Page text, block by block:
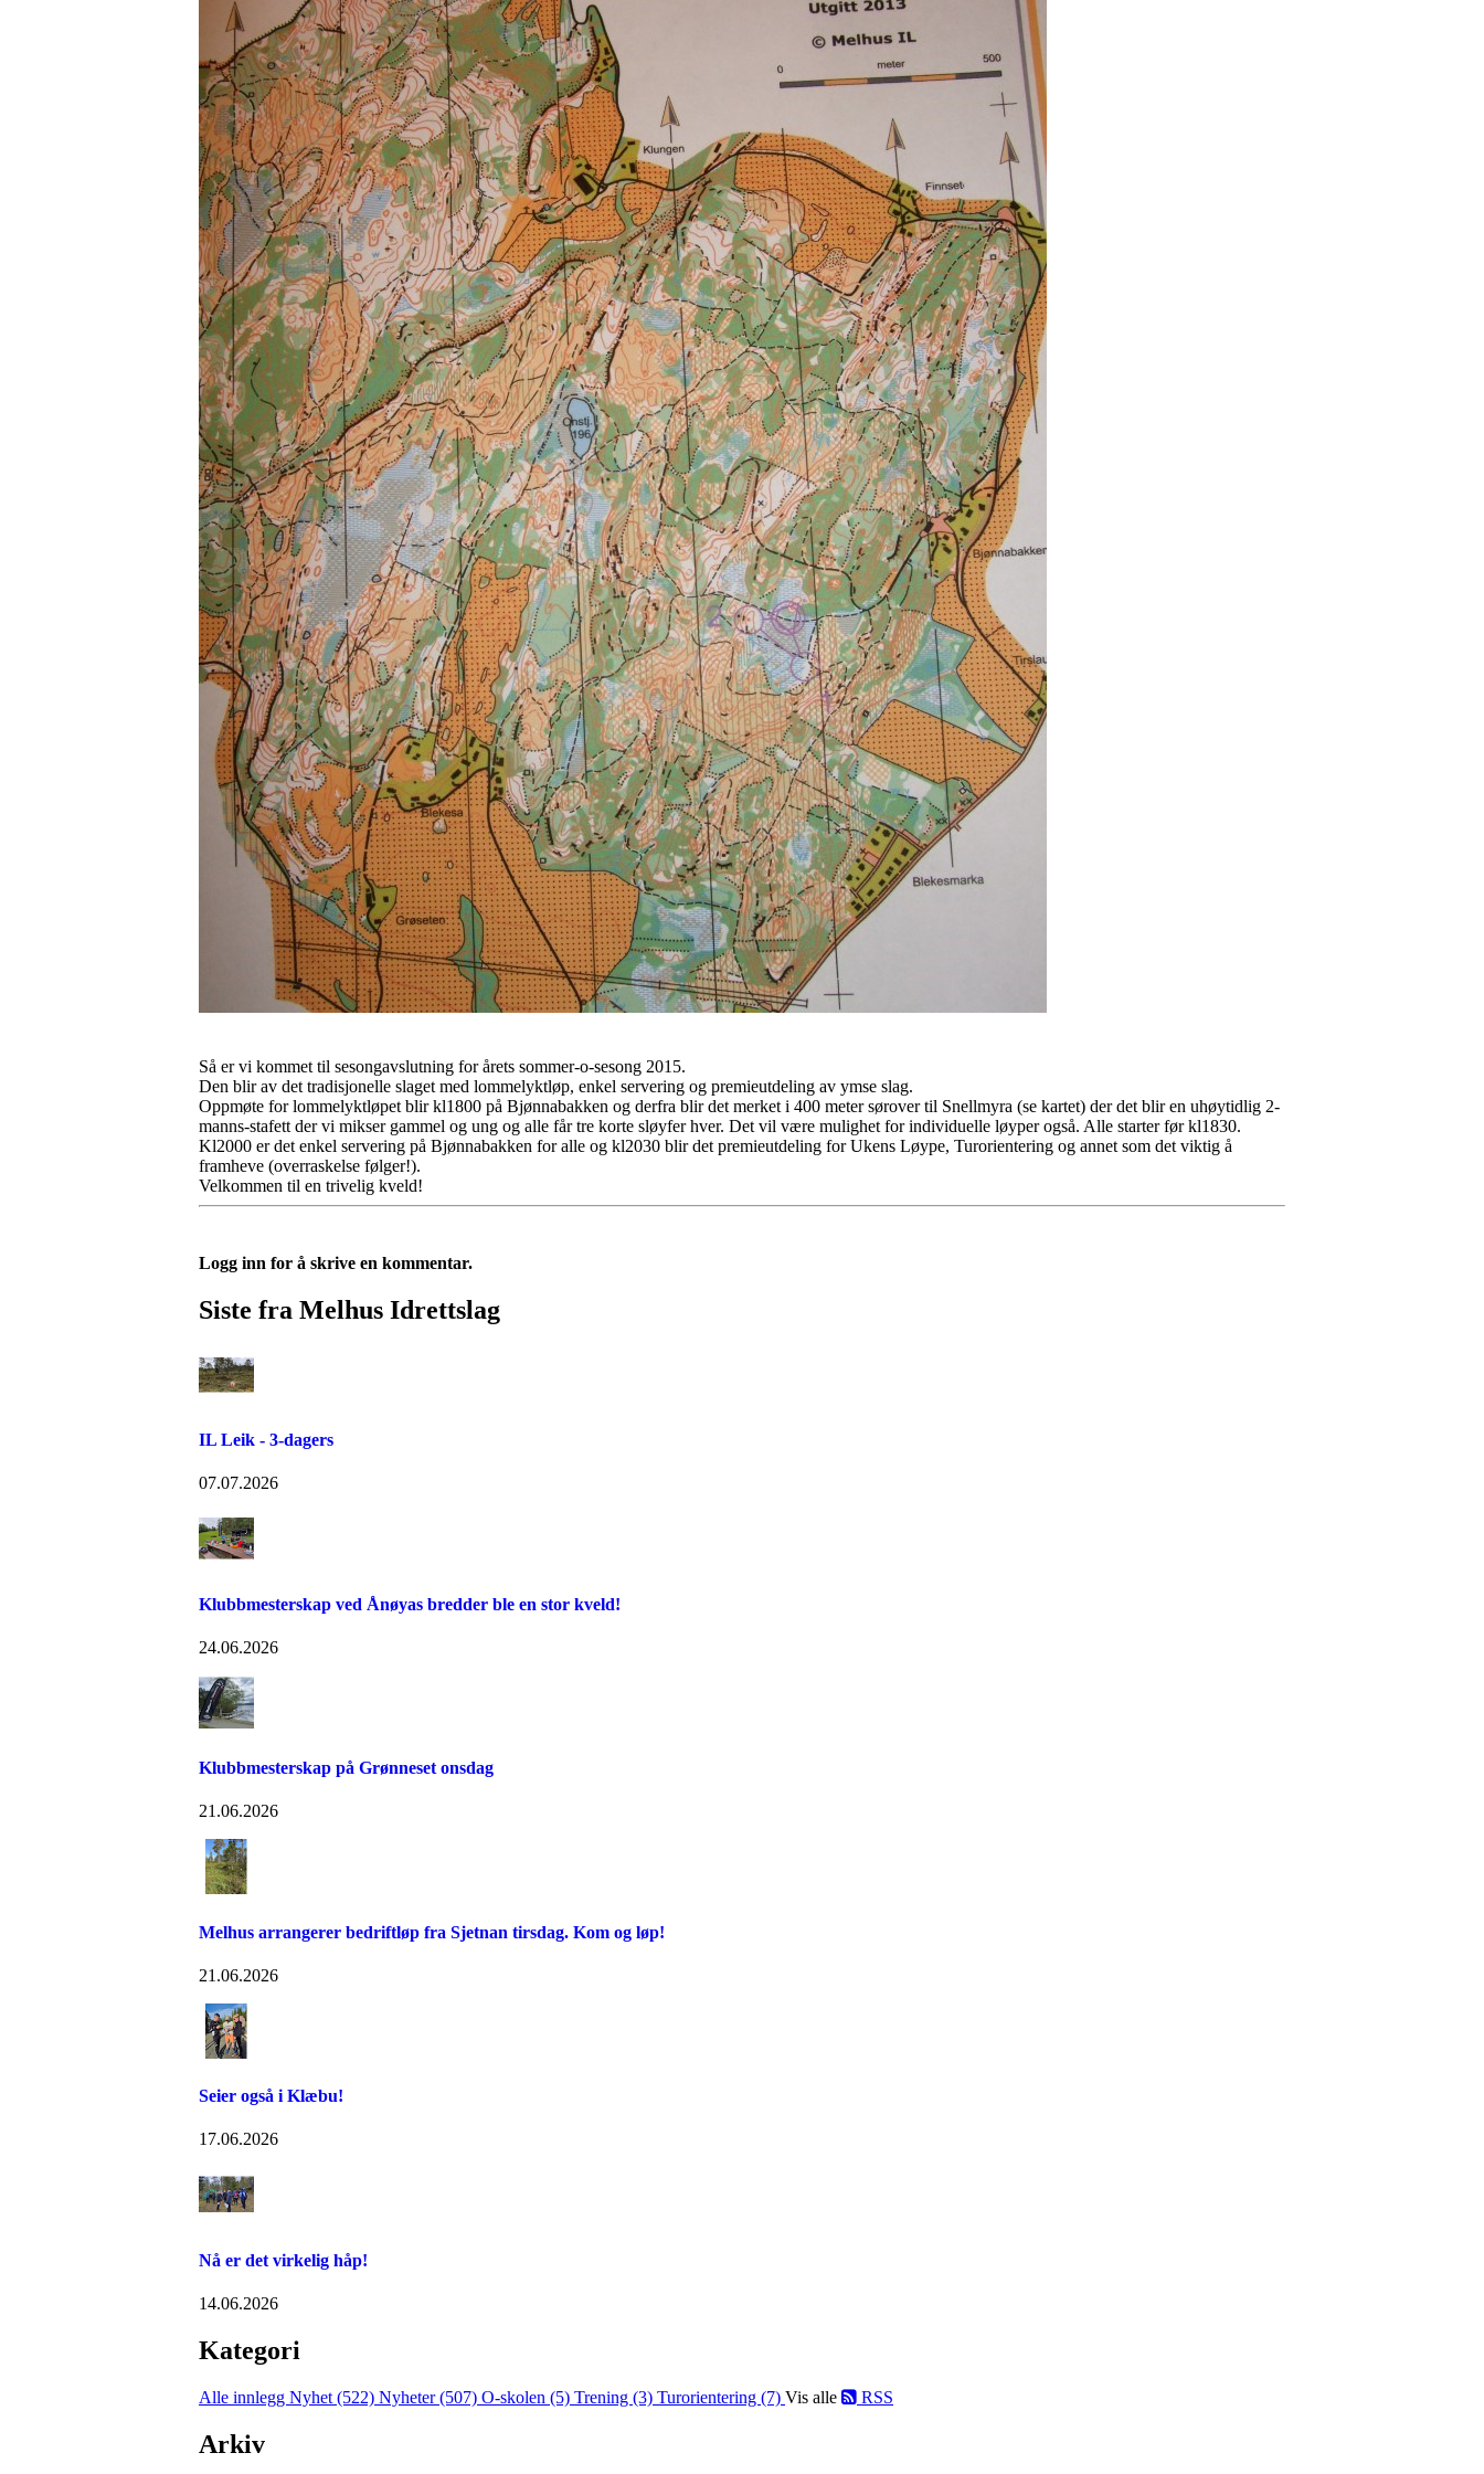
Så er vi kommet til sesongavslutning for årets sommer-o-sesong 2015.
Den blir av det tradisjonelle slaget med lommelyktløp, enkel servering og premieutdeling av ymse slag.
Oppmøte for lommelyktløpet blir kl1800 på Bjønnabakken og derfra blir det merket i 400 meter sørover til Snellmyra (se kartet) der det blir en uhøytidlig 2-
manns-stafett der vi mikser gammel og ung og alle får tre korte sløyfer hver. Det vil være mulighet for individuelle løyper også. Alle starter før kl1830.
Kl2000 er det enkel servering på Bjønnabakken for alle og kl2030 blir det premieutdeling for Ukens Løype, Turorientering og annet som det viktig å
framheve (overraskelse følger!).
Velkommen til en trivelig kveld!
Logg inn for å skrive en kommentar.
Siste fra Melhus Idrettslag
IL Leik - 3-dagers
07.07.2026
Klubbmesterskap ved Ånøyas bredder ble en stor kveld!
24.06.2026
Klubbmesterskap på Grønneset onsdag
21.06.2026
Melhus arrangerer bedriftløp fra Sjetnan tirsdag. Kom og løp!
21.06.2026
Seier også i Klæbu!
17.06.2026
Nå er det virkelig håp!
14.06.2026
Kategori
Alle innlegg Nyhet (522) Nyheter (507) O-skolen (5) Trening (3) Turorientering (7) Vis alle RSS
Arkiv